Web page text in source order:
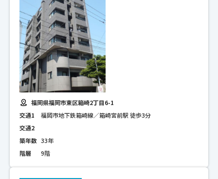
福岡県福岡市東区箱崎2丁目6-1
交通1
福岡市地下鉄箱崎線／箱崎宮前駅 徒歩3分
交通2
築年数 33年
階層
9階